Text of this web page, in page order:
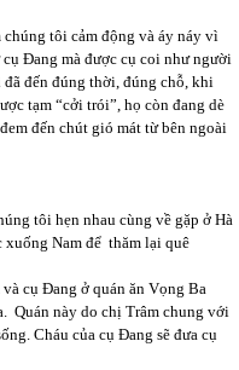
tôi cảm động và áy náy vì
Đang mà được cụ coi như người
đến đúng thời, đúng chỗ, khi
tạm “cởi trói”, họ còn đang dè
đến chút gió mát từ bên ngoài
tôi hẹn nhau cùng về gặp ở Hà
xuống Nam để thăm lại quê
cụ Đang ở quán ăn Vọng Ba
Quán này do chị Trâm chung với
Cháu của cụ Đang sẽ đưa cụ